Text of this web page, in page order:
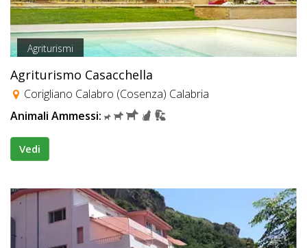
Agriturismi
Agriturismo Casacchella
Corigliano Calabro (Cosenza) Calabria
Animali Ammessi:
Vedi